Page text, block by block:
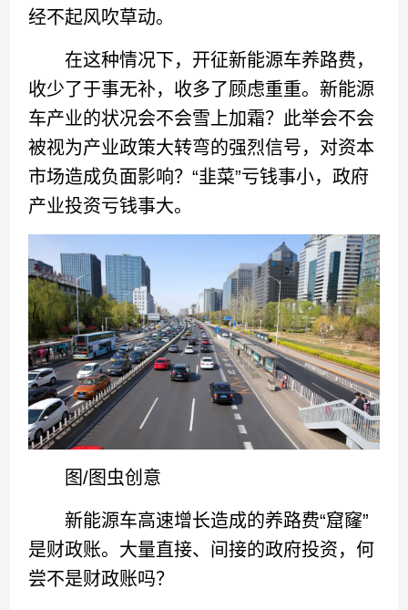
经不起风吹草动。
在这种情况下，开征新能源车养路费，
收少了于事无补，收多了顾虑重重。新能源
车产业的状况会不会雪上加霜？此举会不会
被视为产业政策大转弯的强烈信号，对资本
市场造成负面影响？“韭菜”亏钱事小，政府
产业投资亏钱事大。
图/图虫创意
新能源车高速增长造成的养路费“窟窿”
是财政账。大量直接、间接的政府投资，何
尝不是财政账吗？